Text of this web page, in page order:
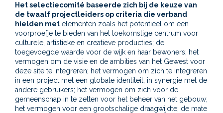
Het selectiecomité baseerde zich bij de keuze van
de twaalf projectleiders op criteria die verband
hielden met elementen zoals het potentieel om een
voorproefje te bieden van het toekomstige centrum voor
culturele, artistieke en creatieve producties; de
toegevoegde waarde voor de wijk en haar bewoners; het
vermogen om de visie en de ambities van het Gewest voor
deze site te integreren; het vermogen om zich te integreren
in een project met een globale identiteit, in synergie met de
andere gebruikers; het vermogen om zich voor de
gemeenschap in te zetten voor het beheer van het gebouw;
het vermogen voor een grootschalige draagwijdte; de mate